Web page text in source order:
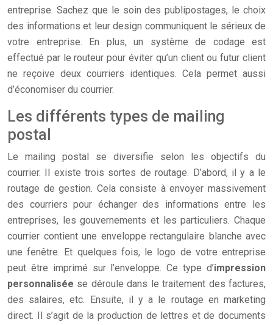
entreprise. Sachez que le soin des publipostages, le choix
des informations et leur design communiquent le sérieux de
votre entreprise. En plus, un système de codage est
effectué par le routeur pour éviter qu’un client ou futur client
ne reçoive deux courriers identiques. Cela permet aussi
d’économiser du courrier.
Les différents types de mailing
postal
Le mailing postal se diversifie selon les objectifs du
courrier. Il existe trois sortes de routage. D’abord, il y a le
routage de gestion. Cela consiste à envoyer massivement
des courriers pour échanger des informations entre les
entreprises, les gouvernements et les particuliers. Chaque
courrier contient une enveloppe rectangulaire blanche avec
une fenêtre. Et quelques fois, le logo de votre entreprise
peut être imprimé sur l’enveloppe. Ce type d’impression
personnalisée se déroule dans le traitement des factures,
des salaires, etc. Ensuite, il y a le routage en marketing
direct. Il s’agit de la production de lettres et de documents